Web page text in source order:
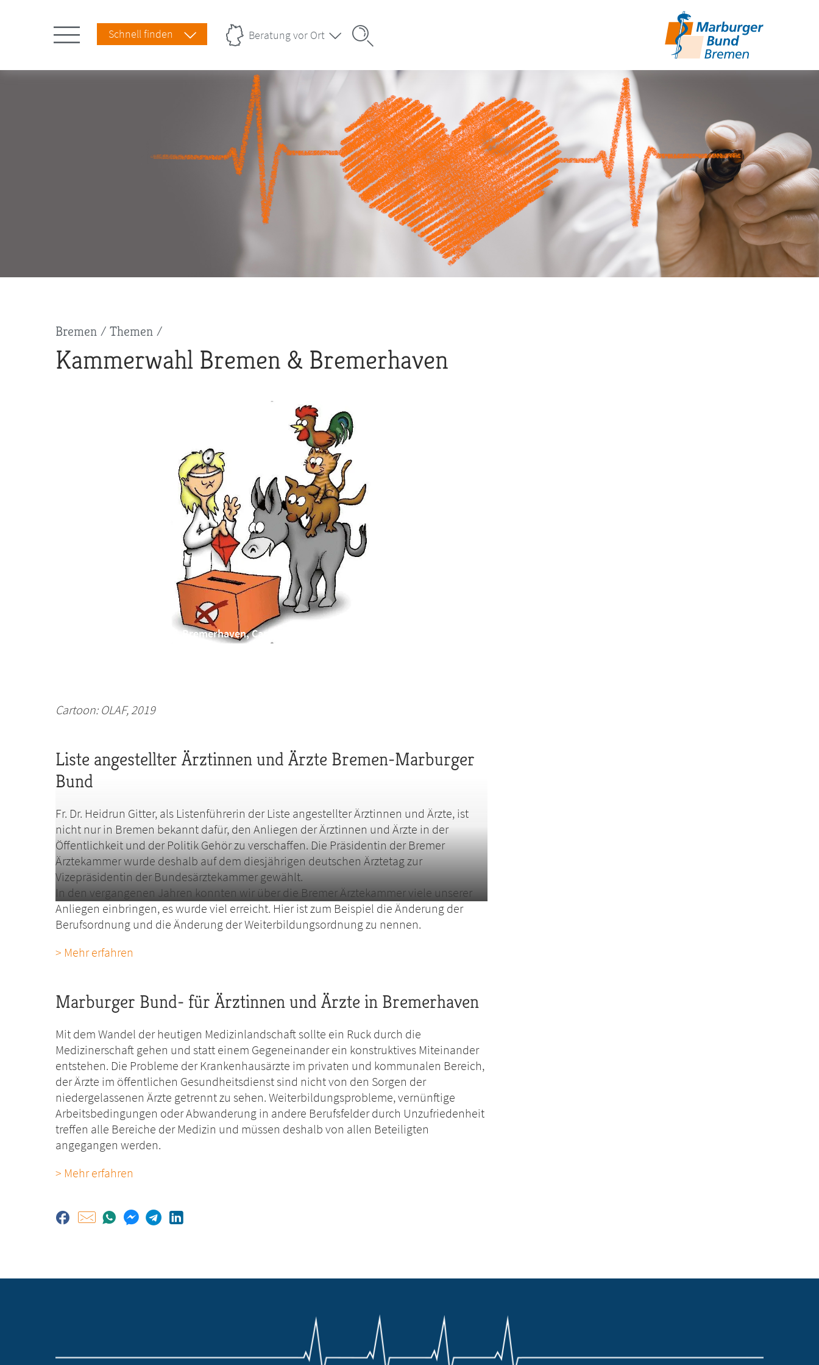
Schnell finden Beratung vor Ort
Pfadnavigation
Bremen Themen
Kammerwahl Bremen & Bremerhaven
Kammerwahl Bremen & Bremerhaven, Cartoon: OLAF, 2019
Cartoon: OLAF, 2019
Liste angestellter Ärztinnen und Ärzte Bremen-Marburger
Bund
Fr. Dr. Heidrun Gitter, als Listenführerin der Liste angestellter Ärztinnen und Ärzte, ist
nicht nur in Bremen bekannt dafür, den Anliegen der Ärztinnen und Ärzte in der
Öffentlichkeit und der Politik Gehör zu verschaffen. Die Präsidentin der Bremer
Ärztekammer wurde deshalb auf dem diesjährigen deutschen Ärztetag zur
Vizepräsidentin der Bundesärztekammer gewählt.
In den vergangenen Jahren konnten wir über die Bremer Ärztekammer viele unserer
Anliegen einbringen, es wurde viel erreicht. Hier ist zum Beispiel die Änderung der
Berufsordnung und die Änderung der Weiterbildungsordnung zu nennen.
> Mehr erfahren
Marburger Bund- für Ärztinnen und Ärzte in Bremerhaven
Mit dem Wandel der heutigen Medizinlandschaft sollte ein Ruck durch die
Medizinerschaft gehen und statt einem Gegeneinander ein konstruktives Miteinander
entstehen. Die Probleme der Krankenhausärzte im privaten und kommunalen Bereich,
der Ärzte im öffentlichen Gesundheitsdienst sind nicht von den Sorgen der
niedergelassenen Ärzte getrennt zu sehen. Weiterbildungsprobleme, vernünftige
Arbeitsbedingungen oder Abwanderung in andere Berufsfelder durch Unzufriedenheit
treffen alle Bereiche der Medizin und müssen deshalb von allen Beteiligten
angegangen werden.
> Mehr erfahren